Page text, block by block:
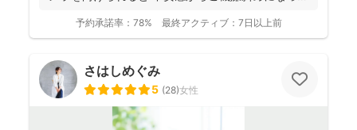
予約承諾率： 78% 最終アクティブ： 7日以上前
さはしめぐみ
5 (28)女性